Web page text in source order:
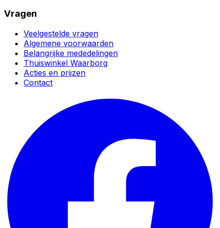
Vragen
Veelgestelde vragen
Algemene voorwaarden
Belangrijke mededelingen
Thuiswinkel Waarborg
Acties en prijzen
Contact